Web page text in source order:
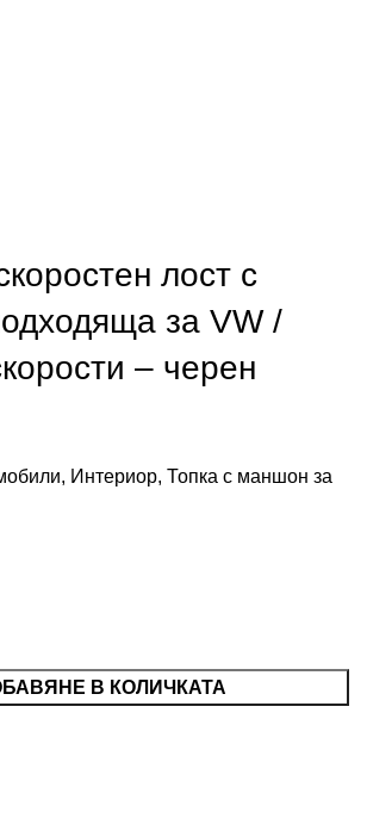
лост с
за VW /
– черен
, Интериор, Топка с маншон за
В КОЛИЧКАТА